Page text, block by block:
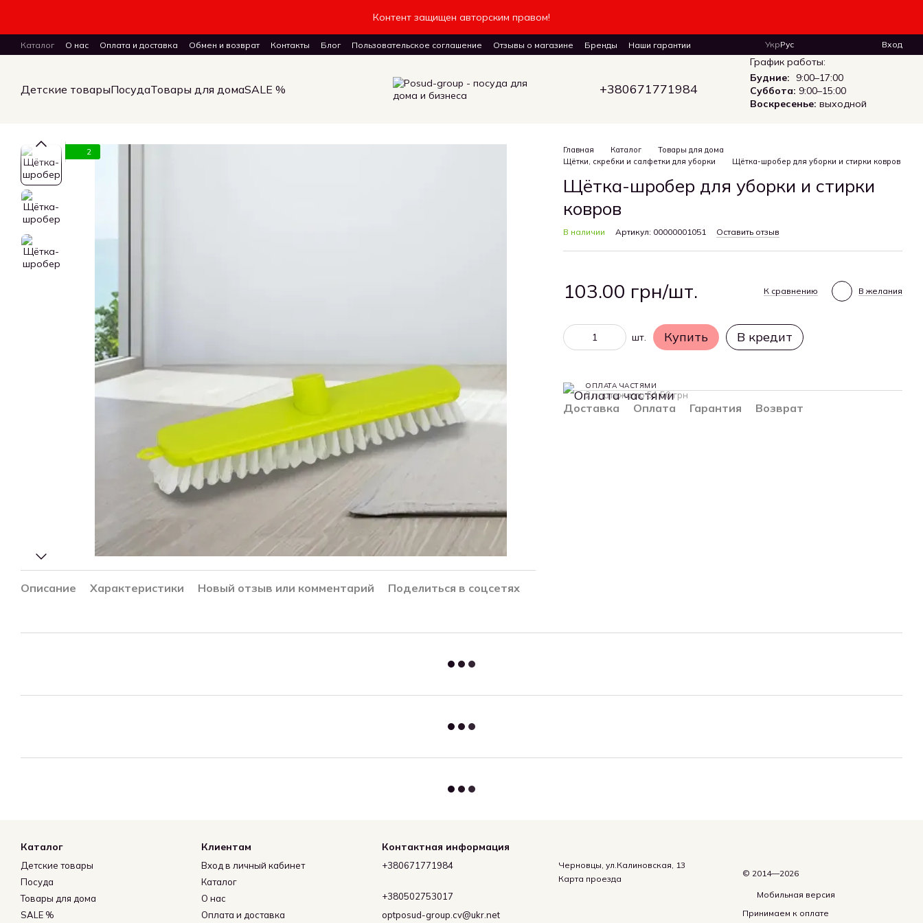
Контент защищен авторским правом!
Каталог О нас Оплата и доставка Обмен и возврат Контакты Блог Пользовательское соглашение Отзывы о магазине Бренды
Наши гарантии
ПУБЛИЧНЫЙ ДОГОВОР (ОФЕРТА) на заказ, куплю-продажу и доставку товаров
УкрРус Вход
Детские товарыПосудаТовары для домаSALE % +380671771984
График работы:
Будние:
9:00–17:00
Суббота: 9:00–15:00
Воскресенье: выходной
2
Описание Характеристики Новый отзыв или комментарий Поделиться в соцсетях
Главная Каталог
Товары для дома
Щётки, скребки и салфетки для уборки
Щётка-шробер для уборки и стирки ковров
Щётка-шробер для уборки и стирки
ковров
В наличии Артикул: 00000001051 Оставить отзыв
103.00 грн/шт. К сравнению В желания
шт. Купить В кредит
ОПЛАТА ЧАСТЯМИ
2 платежа по 51.50 грн
Доставка Оплата Гарантия Возврат
Каталог
Детские товары
Посуда
Товары для дома
SALE %
Клиентам
Вход в личный кабинет
Каталог
О нас
Оплата и доставка
Контактная информация
+380671771984
+380502753017
optposud-group.cv@ukr.net
Черновцы, ул.Калиновская, 13
Карта проезда
© 2014—2026
Мобильная версия
Принимаем к оплате